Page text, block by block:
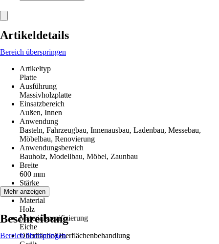
Artikeldetails
Bereich überspringen
Artikeltyp
Platte
Ausführung
Massivholzplatte
Einsatzbereich
Außen, Innen
Anwendung
Basteln, Fahrzeugbau, Innenausbau, Ladenbau, Messebau,
Möbelbau, Renovierung
Anwendungsbereich
Bauholz, Modellbau, Möbel, Zaunbau
Breite
600 mm
Stärke
18 mm
Material
Holz
Materialspezifizierung
Eiche
Oberfläche/Oberflächenbehandlung
Mehr anzeigen
Beschreibung
Bereich überspringen